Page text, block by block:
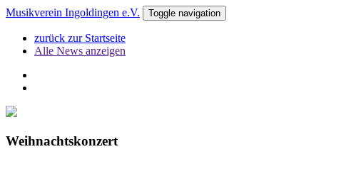
Musikverein Ingoldingen e.V. Toggle navigation
zurück zur Startseite
Alle News anzeigen
Weihnachtskonzert